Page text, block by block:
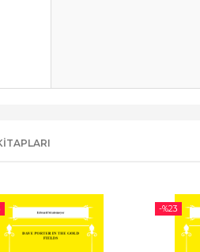
-%23